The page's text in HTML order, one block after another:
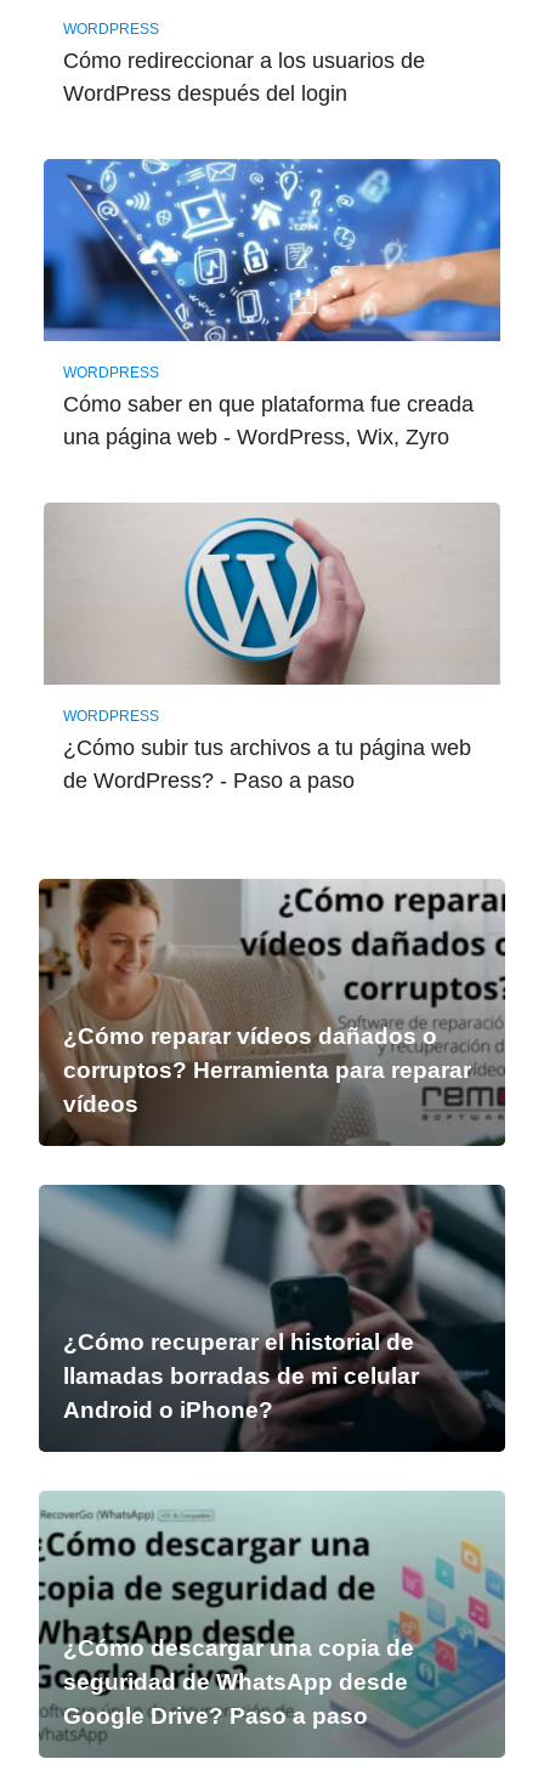
WORDPRESS
Cómo redireccionar a los usuarios de
WordPress después del login
WORDPRESS
Cómo saber en que plataforma fue creada
una página web - WordPress, Wix, Zyro
WORDPRESS
¿Cómo subir tus archivos a tu página web
de WordPress? - Paso a paso
¿Cómo reparar vídeos dañados o
corruptos? Herramienta para reparar
vídeos
¿Cómo recuperar el historial de
llamadas borradas de mi celular
Android o iPhone?
¿Cómo descargar una copia de
seguridad de WhatsApp desde
Google Drive? Paso a paso